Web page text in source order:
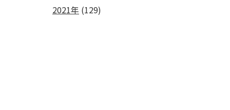
2021年 (129)